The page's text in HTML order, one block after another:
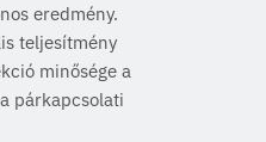
eredmény.
teljesítmény
minősége a
párkapcsolati